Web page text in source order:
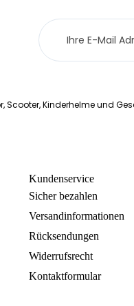
Newsletter
Anmeldung
Scooter, Kinderhelme und
Kundenservice
Sicher bezahlen
Versandinformationen
Rücksendungen
Widerrufsrecht
Kontaktformular